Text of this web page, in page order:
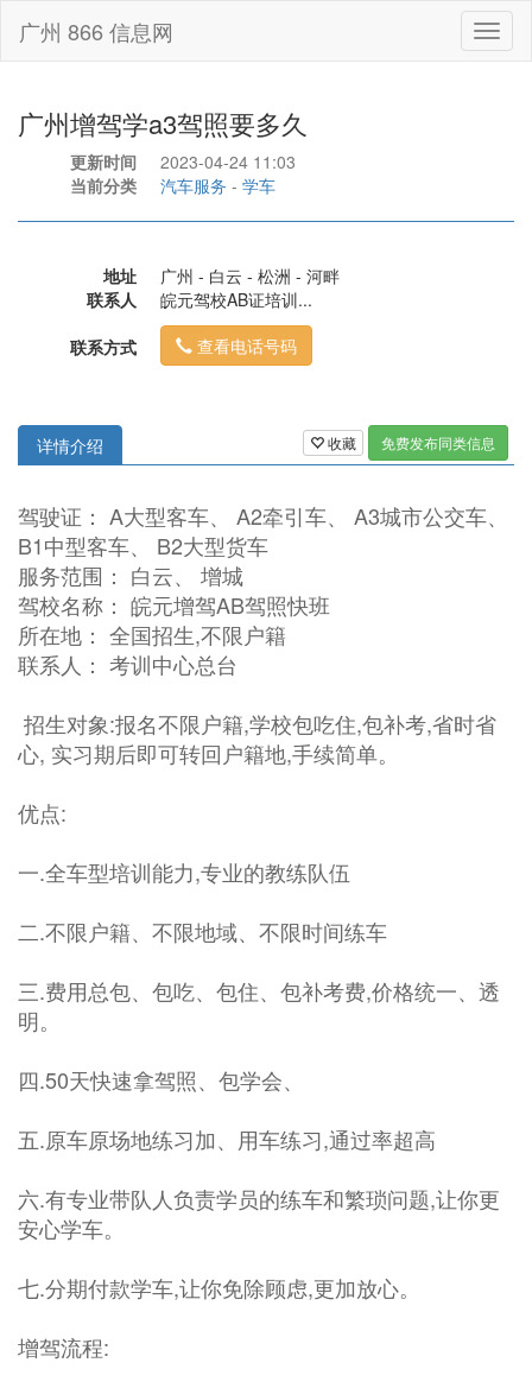
广州 866 信息网
广州增驾学a3驾照要多久
更新时间
2023-04-24 11:03
当前分类
汽车服务 - 学车
地址
广州 - 白云 - 松洲 - 河畔
联系人
皖元驾校AB证培训...
联系方式
查看电话号码
收藏 免费发布同类信息
详情介绍
驾驶证： A大型客车、 A2牵引车、 A3城市公交车、
B1中型客车、 B2大型货车
服务范围： 白云、 增城
驾校名称： 皖元增驾AB驾照快班
所在地： 全国招生,不限户籍
联系人： 考训中心总台
招生对象:报名不限户籍,学校包吃住,包补考,省时省
心, 实习期后即可转回户籍地,手续简单。
优点:
一.全车型培训能力,专业的教练队伍
二.不限户籍、不限地域、不限时间练车
三.费用总包、包吃、包住、包补考费,价格统一、透
明。
四.50天快速拿驾照、包学会、
五.原车原场地练习加、用车练习,通过率超高
六.有专业带队人负责学员的练车和繁琐问题,让你更
安心学车。
七.分期付款学车,让你免除顾虑,更加放心。
增驾流程: